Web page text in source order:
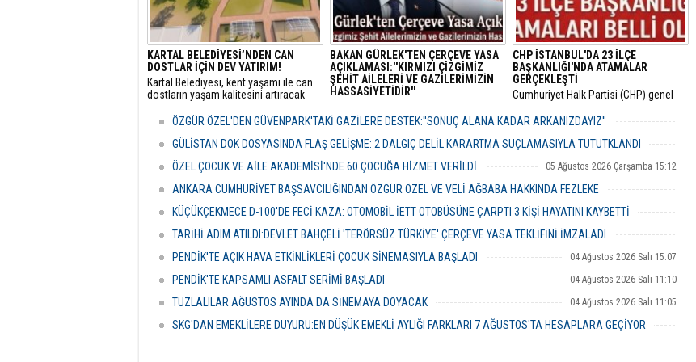
KARTAL BELEDİYESİ’NDEN CAN
DOSTLAR İÇİN DEV YATIRIM!
Kartal Belediyesi, kent yaşamı ile can
dostların yaşam kalitesini artıracak
BAKAN GÜRLEK'TEN ÇERÇEVE YASA
AÇIKLAMASI:''KIRMIZI ÇİZGİMİZ
ŞEHİT AİLELERİ VE GAZİLERİMİZİN
HASSASİYETİDİR''
sunulan 12 maddelik yasa teklifinin
detaylarını açıklayarak "Terörsüz
Türkiye" hedefinin milli bir devlet
CHP İSTANBUL'DA 23 İLÇE
BAŞKANLIĞI'NDA ATAMALAR
GERÇEKLEŞTİ
​Cumhuriyet Halk Partisi (CHP) genel
bünyesinde hayata geçirdiği görevden
ardından gözler İstanbul il teşkilatına
ÖZGÜR ÖZEL'DEN GÜVENPARK'TAKİ GAZİLERE DESTEK:''SONUÇ ALANA KADAR ARKANIZDAYIZ''
06 Ağustos 2026 Perşembe 12:51
GÜLİSTAN DOK DOSYASINDA FLAŞ GELİŞME: 2 DALGIÇ DELİL KARARTMA SUÇLAMASIYLA TUTUTKLANDI
06 Ağustos 2026 Perşembe 11:26
ÖZEL ÇOCUK VE AİLE AKADEMİSİ'NDE 60 ÇOCUĞA HİZMET VERİLDİ 05 Ağustos 2026 Çarşamba 15:12
ANKARA CUMHURİYET BAŞSAVCILIĞINDAN ÖZGÜR ÖZEL VE VELİ AĞBABA HAKKINDA FEZLEKE
05 Ağustos 2026 Çarşamba 10:19
KÜÇÜKÇEKMECE D-100'DE FECİ KAZA: OTOMOBİL İETT OTOBÜSÜNE ÇARPTI 3 KİŞİ HAYATINI KAYBETTİ
05 Ağustos 2026 Çarşamba 10:06
TARİHİ ADIM ATILDI:DEVLET BAHÇELİ 'TERÖRSÜZ TÜRKİYE' ÇERÇEVE YASA TEKLİFİNİ İMZALADI
04 Ağustos 2026 Salı 16:18
PENDİK'TE AÇIK HAVA ETKİNLİKLERİ ÇOCUK SİNEMASIYLA BAŞLADI 04 Ağustos 2026 Salı 15:07
PENDİK'TE KAPSAMLI ASFALT SERİMİ BAŞLADI 04 Ağustos 2026 Salı 11:10
TUZLALILAR AĞUSTOS AYINDA DA SİNEMAYA DOYACAK 04 Ağustos 2026 Salı 11:05
SKG'DAN EMEKLİLERE DUYURU:EN DÜŞÜK EMEKLİ AYLIĞI FARKLARI 7 AĞUSTOS'TA HESAPLARA GEÇİYOR